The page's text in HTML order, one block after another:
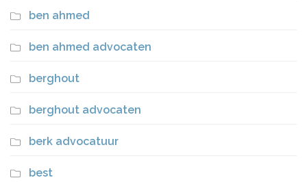
ben ahmed
ben ahmed advocaten
berghout
berghout advocaten
berk advocatuur
best